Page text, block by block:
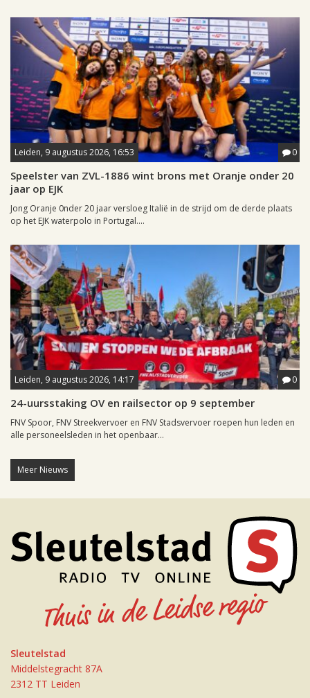
Leiden, 9 augustus 2026, 16:53 0
Speelster van ZVL-1886 wint brons met Oranje onder 20
jaar op EJK
Jong Oranje 0nder 20 jaar versloeg Italië in de strijd om de derde plaats
op het EJK waterpolo in Portugal....
Leiden, 9 augustus 2026, 14:17 0
24-uursstaking OV en railsector op 9 september
FNV Spoor, FNV Streekvervoer en FNV Stadsvervoer roepen hun leden en
alle personeelsleden in het openbaar...
Meer Nieuws
Sleutelstad
Middelstegracht 87A
2312 TT Leiden